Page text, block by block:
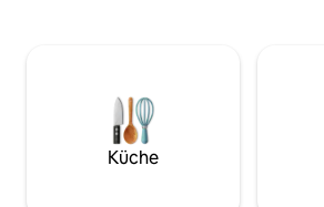
einen Massagesessel, Gartenmöbel,
Liegestühle mit Sonnenschirmen, eine
geräumige, voll ausgestattete Küche,
Smart-TVs, schnelles WLAN,
Küche